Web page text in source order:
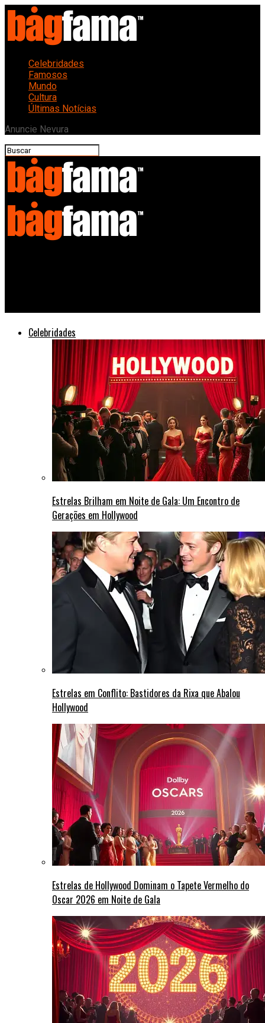
Celebridades
Famosos
Mundo
Cultura
Últimas Notícias
Anuncie Nevura
Celebridades
Estrelas Brilham em Noite de Gala: Um Encontro de
Gerações em Hollywood
Estrelas em Conflito: Bastidores da Rixa que Abalou
Hollywood
Estrelas de Hollywood Dominam o Tapete Vermelho do
Oscar 2026 em Noite de Gala